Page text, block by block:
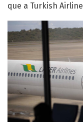
que a Turkish